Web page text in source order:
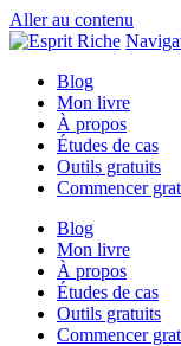
Aller au contenu
Blog
Mon livre
À propos
Études de cas
Outils gratuits
Commencer
Blog
Mon livre
À propos
Études de cas
Outils gratuits
Commencer